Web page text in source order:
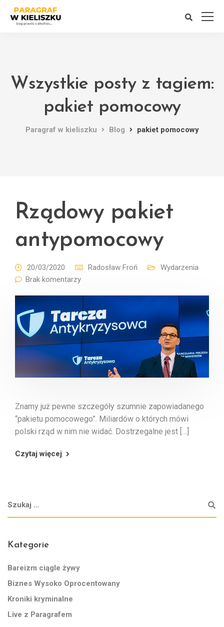
Wszystkie posty z tagiem:
pakiet pomocowy
Paragraf w kieliszku Blog pakiet pomocowy
Rządowy pakiet
antypomocowy
20/03/2020 Radosław Froń
Wydarzenia
Brak komentarzy
Znamy już pewne szczegóły szumnie zapowiadanego
“pakietu pomocowego”. Miliardów o których mówi
polski rząd w nim nie widać. Dostrzegalne jest […]
Czytaj więcej
Kategorie
Bareizm ciągle żywy
Biznes Wysoko Oprocentowany
Kroniki kryminalne
Live z Paragrafem